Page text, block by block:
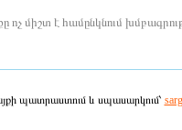
միշտ է համընկնում
պատրաստում և սպասարկում՝